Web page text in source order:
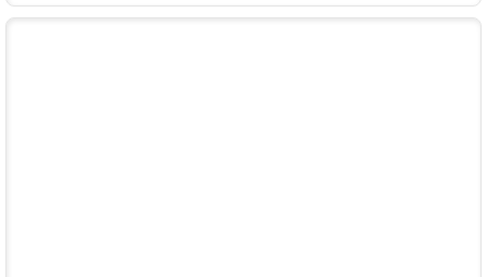
Votre commentaire